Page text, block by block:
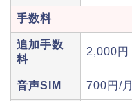
手数料
追加手数
料
2,000円
音声SIM 700円/月